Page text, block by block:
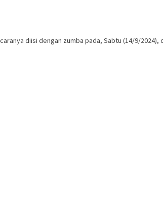
diisi dengan zumba pada, Sabtu (14/9/2024),